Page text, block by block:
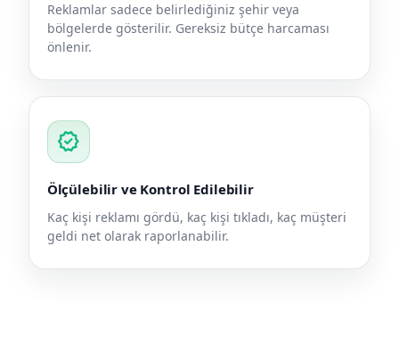
Reklamlar sadece belirlediğiniz şehir veya
bölgelerde gösterilir. Gereksiz bütçe harcaması
önlenir.
verified
Ölçülebilir ve Kontrol Edilebilir
Kaç kişi reklamı gördü, kaç kişi tıkladı, kaç müşteri
geldi net olarak raporlanabilir.